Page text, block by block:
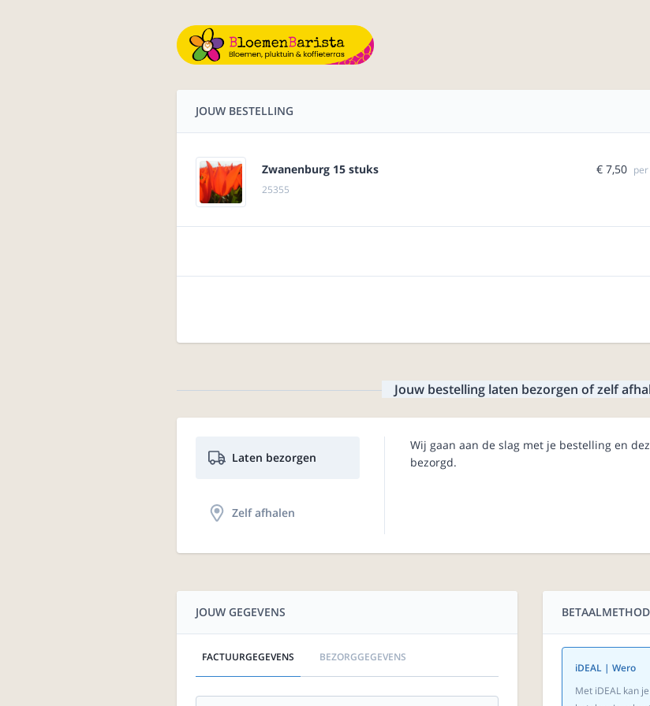
JOUW BESTELLING
Zwanenburg 15 stuks
25355
€ 7,50
Jouw bestelling laten bezorgen of zelf
Laten bezorgen
Zelf afhalen
Wij gaan aan de slag met je bestelling en
bezorgd.
JOUW GEGEVENS
FACTUURGEGEVENS BEZORGGEGEVENS
iDEAL | Wero
Met iDEAL kan